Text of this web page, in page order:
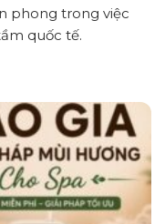
phong trong việc
quốc tế.